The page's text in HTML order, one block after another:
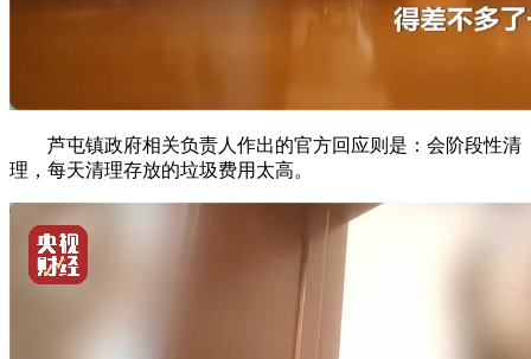
芦屯镇政府相关负责人作出的官方回应则是：会阶段性清
理，每天清理存放的垃圾费用太高。